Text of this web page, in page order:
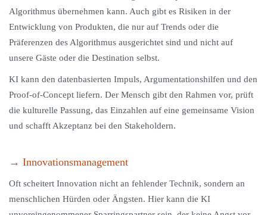
Algorithmus übernehmen kann. Auch gibt es Risiken in der
Entwicklung von Produkten, die nur auf Trends oder die
Präferenzen des Algorithmus ausgerichtet sind und nicht auf
unsere Gäste oder die Destination selbst.
KI kann den datenbasierten Impuls, Argumentationshilfen und den
Proof-of-Concept liefern. Der Mensch gibt den Rahmen vor, prüft
die kulturelle Passung, das Einzahlen auf eine gemeinsame Vision
und schafft Akzeptanz bei den Stakeholdern.
→ Innovationsmanagement
Oft scheitert Innovation nicht an fehlender Technik, sondern an
menschlichen Hürden oder Ängsten. Hier kann die KI